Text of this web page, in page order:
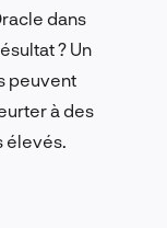
dans
? Un
peuvent
à des
élevés.